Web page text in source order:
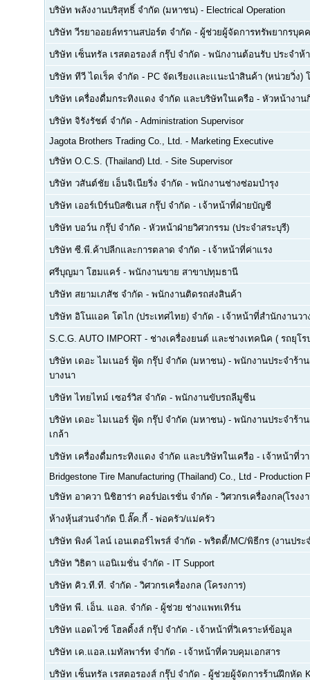
บริษัท พลังงานบริสุทธิ์ จำกัด (มหาชน) - Electrical Operation
บริษัท วีรยาออยล์ทรานสปอร์ต จำกัด - ผู้ช่วยผู้จัดการทรัพยากรบุค
บริษัท เซ็นทรัล เรสตอรองส์ กรุ๊ป จำกัด - พนักงานต้อนรับ ประจำห้
บริษัท ทีวี ไดเร็ค จำกัด - PC จัดเรียงเเละเเนะนำสินค้า (หน่วยวิ่ง
บริษัท เครื่องดื่มกระทิงแดง จำกัด และบริษัทในเครือ - หัวหน้างาน
บริษัท จิรังรัชต์ จำกัด - Administration Supervisor
Jagota Brothers Trading Co., Ltd. - Marketing Executive
บริษัท O.C.S. (Thailand) Ltd. - Site Supervisor
บริษัท วสันต์ชัย เอ็นจิเนียริ่ง จำกัด - พนักงานช่างซ่อมบำรุง
บริษัท เออร์เบิร์นบิสซิเนส กรุ๊ป จำกัด - เจ้าหน้าที่ฝ่ายบัญชี
บริษัท บอว์น กรุ๊ป จำกัด - หัวหน้าฝ่ายวิศวกรรม (ประจำสระบุรี)
บริษัท ซี.พี.ค้าปลีกและการตลาด จำกัด - เจ้าหน้าที่ค่าแรง
ศรีบุญมา โฮมแคร์ - พนักงานขาย สาขาปทุมธานี
บริษัท สยามเภสัช จำกัด - พนักงานติดรถส่งสินค้า
บริษัท อิโนแอค โตไก (ประเทศไทย) จำกัด - เจ้าหน้าที่สำนักงานวา
S.C.G. AUTO IMPORT - ช่างเครื่องยนต์ และช่างเทคนิค ( รถยุโ
บริษัท เดอะ ไมเนอร์ ฟู้ด กรุ๊ป จำกัด (มหาชน) - พนักงานประจำร้า
บางนา
บริษัท ไทยไทม์ เซอร์วิส จำกัด - พนักงานขับรถลีมูซีน
บริษัท เดอะ ไมเนอร์ ฟู้ด กรุ๊ป จำกัด (มหาชน) - พนักงานประจำร้า
เกล้า
บริษัท เครื่องดื่มกระทิงแดง จำกัด และบริษัทในเครือ - เจ้าหน้าที่ว
Bridgestone Tire Manufacturing (Thailand) Co., Ltd - Production
บริษัท อาควา นิชิฮาร่า คอร์ปอเรชั่น จำกัด - วิศวกรเครื่องกล(โรงง
ห้างหุ้นส่วนจำกัด บี.ลั๊ค.กี้ - พ่อครัว/แม่ครัว
บริษัท พิงค์ ไลน์ เอนเตอร์ไพรส์ จำกัด - พริตตี้/MC/พิธีกร (งานประ
บริษัท วิธิตา แอนิเมชั่น จำกัด - IT Support
บริษัท คิว.ที.ที. จำกัด - วิศวกรเครื่องกล (โครงการ)
บริษัท พี. เอ็น. แอล. จำกัด - ผู้ช่วย ช่างแพทเทิร์น
บริษัท แอดไวซ์ โฮลดิ้งส์ กรุ๊ป จำกัด - เจ้าหน้าที่วิเคราะห์ข้อมูล
บริษัท เค.แอล.เมทัลพาร์ท จำกัด - เจ้าหน้าที่ควบคุมเอกสาร
บริษัท เซ็นทรัล เรสตอรองส์ กรุ๊ป จำกัด - ผู้ช่วยผู้จัดการร้านฝึกหัด